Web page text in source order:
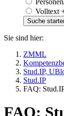
Volltext
Sie sind hier:
ZMML
Stud.IP,
Stud.IP
FAQ:
FAQ: